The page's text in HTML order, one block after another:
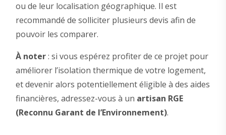
ou de leur localisation géographique. Il est
recommandé de solliciter plusieurs devis afin de
pouvoir les comparer.
À noter: si vous espérez profiter de ce projet pour
améliorer l’isolation thermique de votre logement,
et devenir alors potentiellement éligible à des aides
financières, adressez-vous à un artisan RGE
(Reconnu Garant de l’Environnement).